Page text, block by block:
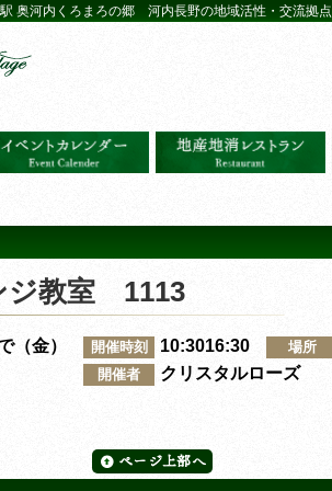
奥河内くろまろの郷 河内長野の地域活性・交流拠点
ジ教室 1113
（金） 開催時刻 10:3016:30 場所
開催者 クリスタルローズ